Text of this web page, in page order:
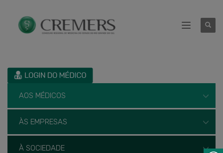
AOS MÉDICOS
ÀS EMPRESAS
À SOCIEDADE